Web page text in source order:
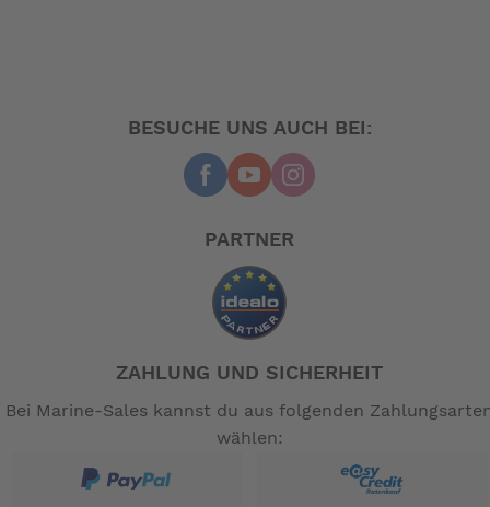
BESUCHE UNS AUCH BEI:
PARTNER
ZAHLUNG UND SICHERHEIT
Bei Marine-Sales kannst du aus folgenden
wählen: